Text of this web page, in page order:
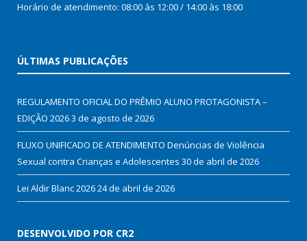
Horário de atendimento: 08:00 às 12:00 / 14:00 às 18:00
ÚLTIMAS PUBLICAÇÕES
REGULAMENTO OFICIAL DO PRÊMIO ALUNO PROTAGONISTA –
EDIÇÃO 20263 de agosto de 2026
FLUXO UNIFICADO DE ATENDIMENTO Denúncias de Violência
Sexual contra Crianças e Adolescentes 30 de abril de 2026
Lei Aldir Blanc 202624 de abril de 2026
DESENVOLVIDO POR CR2